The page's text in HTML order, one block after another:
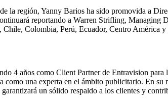
la región, Yanny Barios ha sido promovida a
reportando a Warren Strifling, Managing
Colombia, Perú, Ecuador, Centro América y
4 años como Client Partner de Entravision para
como una experta en el ámbito publicitario. En
un sólido respaldo a los clientes y